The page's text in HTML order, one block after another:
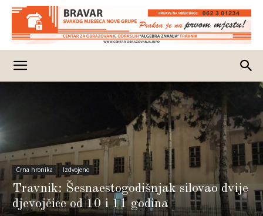
Crna hronika Izdvojeno
Travnik: Šesnaestogodišnjak silovao dvije
djevojčice od 10 i 11 godina